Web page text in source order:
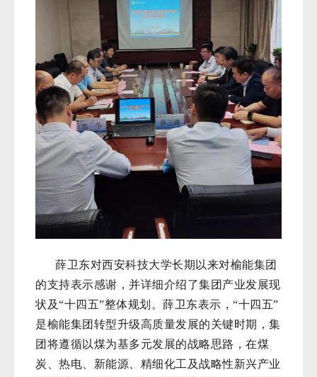
薛卫东对西安科技大学长期以来对榆能集团
的支持表示感谢，并详细介绍了集团产业发展现
状及“十四五”整体规划。薛卫东表示，“十四五”
是榆能集团转型升级高质量发展的关键时期，集
团将遵循以煤为基多元发展的战略思路，在煤
炭、热电、新能源、精细化工及战略性新兴产业